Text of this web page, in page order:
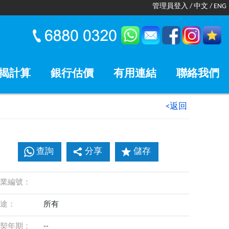
管理員登入 / 中文 / ENG
計算 銀行估價 有用連結 聯絡我們
<返回
查詢 分享 儲存
編號：
： 所有
年期： --